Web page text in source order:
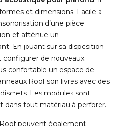
et dimensions. Facile à
d’une pièce,
et atténue un
En jouant sur sa disposition
configurer de nouveaux
confortable un espace de
Roof son livrés avec des
Les modules sont
dans tout matériau à perforer.
peuvent également